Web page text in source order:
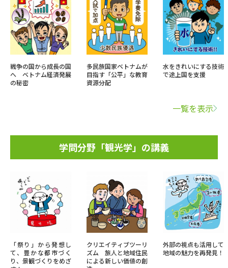
戦争の国から成長の国
へ ベトナム経済発展
の秘密
多民族国家ベトナムが
目指す「公平」な教育
資源分配
水をきれいにする技術
で途上国を支援
一覧を表示
学問分野「観光学」の講義
「祭り」から発想し
て、豊かな都市づく
り、景観づくりをめざ
クリエイティブツーリ
ズム 旅人と地域住民
による新しい価値の創
外部の視点も活用して
地域の魅力を再発見！